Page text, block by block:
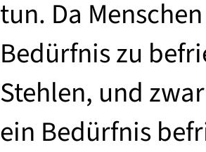
tun. Da
Bedürfnis zu
Stehlen, und
ein Bedürfnis